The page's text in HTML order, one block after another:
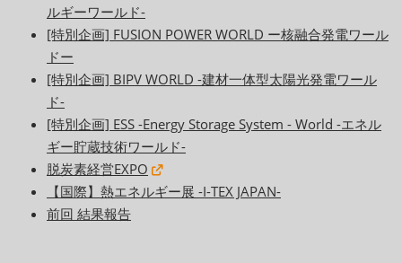
ルギーワールド-
[特別企画] FUSION POWER WORLD ー核融合発電ワール
ドー
[特別企画] BIPV WORLD -建材一体型太陽光発電ワール
ド-
[特別企画] ESS -Energy Storage System - World -エネル
ギー貯蔵技術ワールド-
脱炭素経営EXPO
【国際】熱エネルギー展 -I-TEX JAPAN-
前回 結果報告